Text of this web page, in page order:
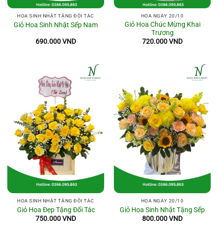
HOA SINH NHẬT TẶNG ĐỐI TÁC
Giỏ Hoa Sinh Nhật Sếp Nam
690.000VND
HOA NGÀY 20/10
Giỏ Hoa Chúc Mừng Khai
Trương
720.000VND
HOA SINH NHẬT TẶNG ĐỐI TÁC
Giỏ Hoa Đẹp Tặng Đối Tác
750.000VND
HOA NGÀY 20/10
Giỏ Hoa Sinh Nhật Tặng Sếp
800.000VND